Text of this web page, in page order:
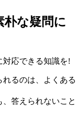
朴な疑問に
るのは、よくある
答えられないこと